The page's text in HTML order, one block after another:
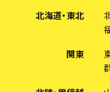
北海道・東北
関東